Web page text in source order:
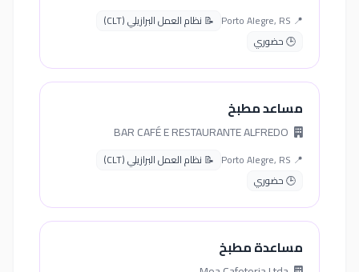
📍 Porto Alegre, RS
📝 نظام العمل البرازيلي (CLT)
🕒 حضوري
مساعد مطبخ
📍 Porto Alegre, RS
📝 نظام العمل البرازيلي (CLT)
🕒 حضوري
مساعدة مطبخ